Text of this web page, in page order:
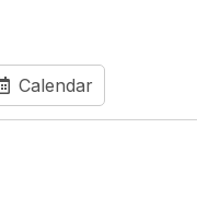
Calendar